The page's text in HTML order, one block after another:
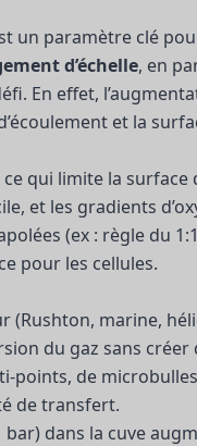
un paramètre clé
d’échelle, en
En effet,
et la
qui limite la surface
et les gradients
(ex : règle du
pour les cellules.
(Rushton, marine,
du gaz sans créer
points, de
de transfert.
dans la cuve